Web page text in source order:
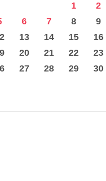
1
2
6 7 8
9
13 14 15
16
20 21 22
23
27 28 29
30